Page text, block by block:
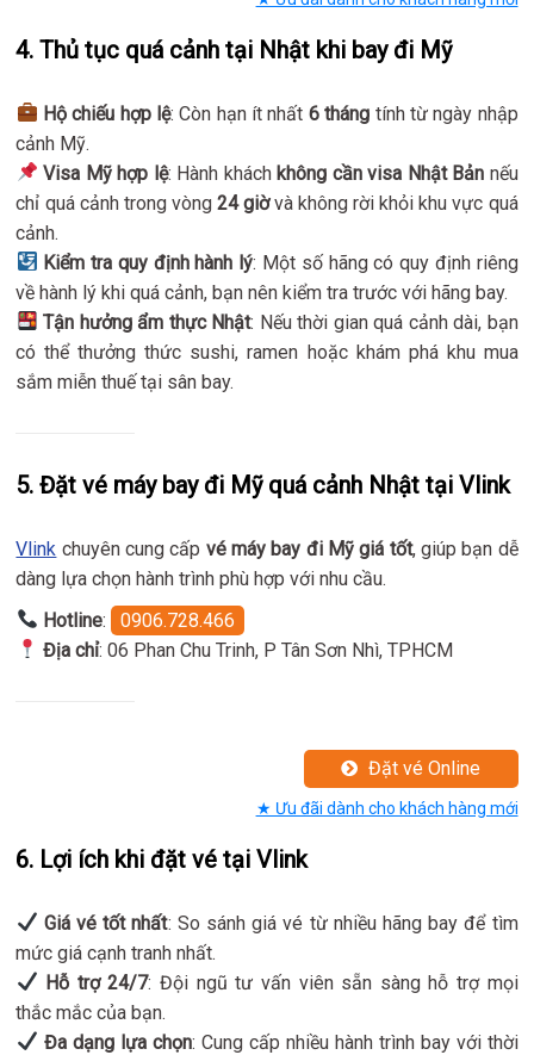
4. Thủ tục quá cảnh tại Nhật khi bay đi Mỹ
Hộ chiếu hợp lệ: Còn hạn ít nhất 6 tháng tính từ ngày nhập
cảnh Mỹ.
Visa Mỹ hợp lệ: Hành khách không cần visa Nhật Bản nếu
chỉ quá cảnh trong vòng 24 giờvà không rời khỏi khu vực quá
cảnh.
Kiểm tra quy định hành lý: Một số hãng có quy định riêng
về hành lý khi quá cảnh, bạn nên kiểm tra trước với hãng bay.
Tận hưởng ẩm thực Nhật: Nếu thời gian quá cảnh dài, bạn
có thể thưởng thức sushi, ramen hoặc khám phá khu mua
sắm miễn thuế tại sân bay.
5. Đặt vé máy bay đi Mỹ quá cảnh Nhật tại Vlink
Vlink chuyên cung cấp vé máy bay đi Mỹ giá tốt, giúp bạn dễ
dàng lựa chọn hành trình phù hợp với nhu cầu.
Hotline:
0906.728.466
Địa chỉ: 06 Phan Chu Trinh, P Tân Sơn Nhì, TPHCM
Đặt vé Online
★ Ưu đãi dành cho khách hàng mới
6. Lợi ích khi đặt vé tại Vlink
Giá vé tốt nhất: So sánh giá vé từ nhiều hãng bay để tìm
mức giá cạnh tranh nhất.
Hỗ trợ 24/7: Đội ngũ tư vấn viên sẵn sàng hỗ trợ mọi
thắc mắc của bạn.
Đa dạng lựa chọn: Cung cấp nhiều hành trình bay với thời